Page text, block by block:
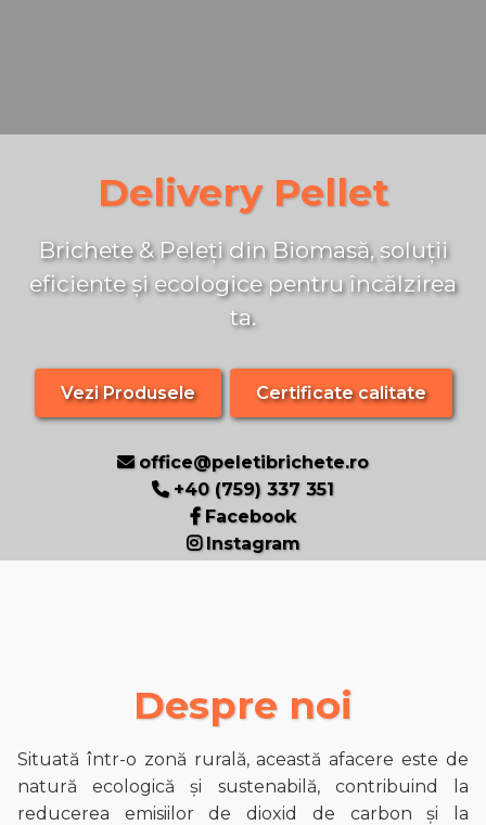
Delivery Pellet
Brichete & Peleți din Biomasă, soluții
eficiente și ecologice pentru încălzirea
ta.
Vezi Produsele Certificate calitate
office@peletibrichete.ro
+40 (759) 337 351
Facebook
Instagram
Despre noi
Situată într-o zonă rurală, această afacere este de
natură ecologică și sustenabilă, contribuind la
reducerea emisiilor de dioxid de carbon și la